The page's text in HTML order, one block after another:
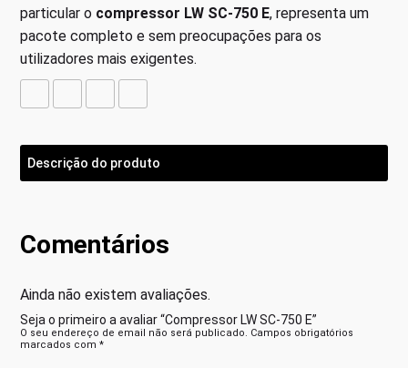
particular o compressor LW SC-750 E, representa um
pacote completo e sem preocupações para os
utilizadores mais exigentes.
Descrição do produto
Comentários
Ainda não existem avaliações.
Seja o primeiro a avaliar “Compressor LW SC-750 E”
O seu endereço de email não será publicado. Campos obrigatórios
marcados com*